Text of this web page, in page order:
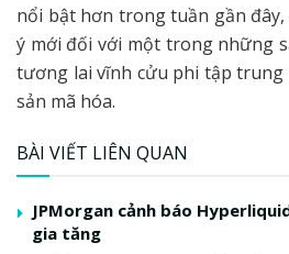
nổi bật hơn trong tuần gần
ý mới đối với một trong những
tương lai vĩnh cửu phi tập
sản mã hóa.
BÀI VIẾT LIÊN QUAN
JPMorgan cảnh báo
gia tăng